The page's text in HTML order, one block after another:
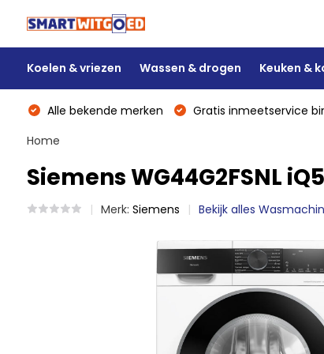
Koelen & vriezen Wassen & drogen Keuken &
Alle bekende merken Gratis inmeetservice
Home
Siemens WG44G2FSNL
Merk: Siemens Bekijk alles